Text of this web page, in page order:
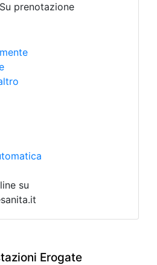
Su prenotazione
su
Erogate